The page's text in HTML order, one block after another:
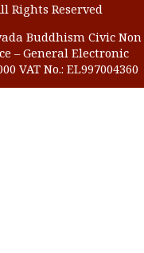
Rights Reserved
Buddhism Civic Non
– General Electronic
VAT No.: EL997004360